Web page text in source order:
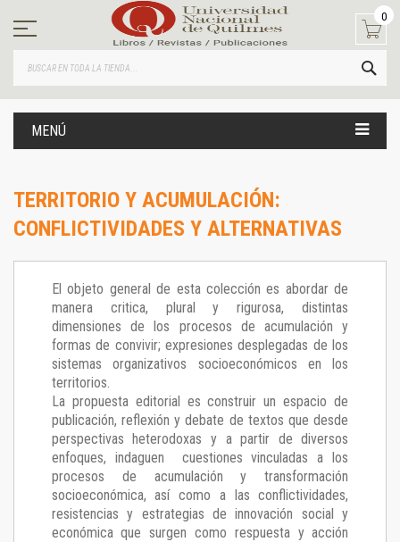
contenido
0
MENÚ
TERRITORIO Y ACUMULACIÓN:
CONFLICTIVIDADES Y ALTERNATIVAS
El objeto general de esta colección es abordar de
manera critica, plural y rigurosa, distintas
dimensiones de los procesos de acumulación y
formas de convivir; expresiones desplegadas de los
sistemas organizativos socioeconómicos en los
territorios.
La propuesta editorial es construir un espacio de
publicación, reflexión y debate de textos que desde
perspectivas heterodoxas y a partir de diversos
enfoques, indaguen cuestiones vinculadas a los
procesos de acumulación y transformación
socioeconómica, así como a las conflictividades,
resistencias y estrategias de innovación social y
económica que surgen como respuesta y acción